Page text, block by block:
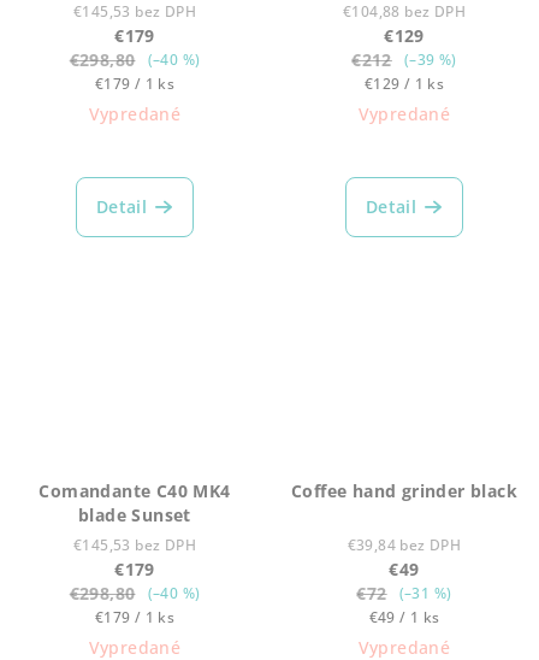
€145,53 bez DPH
€179
€298,80
(–40 %)
Jednotková
cena:
€179 / 1 ks
Vypredané
Detail
€104,88 bez DPH
€129
€212 (–39 %)
Jednotková
cena:
€129 / 1 ks
Vypredané
Detail
Comandante C40 MK4
blade Sunset
€145,53 bez DPH
€179
€298,80
(–40 %)
Jednotková
cena:
€179 / 1 ks
Vypredané
Coffee hand grinder black
€39,84 bez DPH
€49
€72
(–31 %)
Jednotková
cena:
€49 / 1 ks
Vypredané